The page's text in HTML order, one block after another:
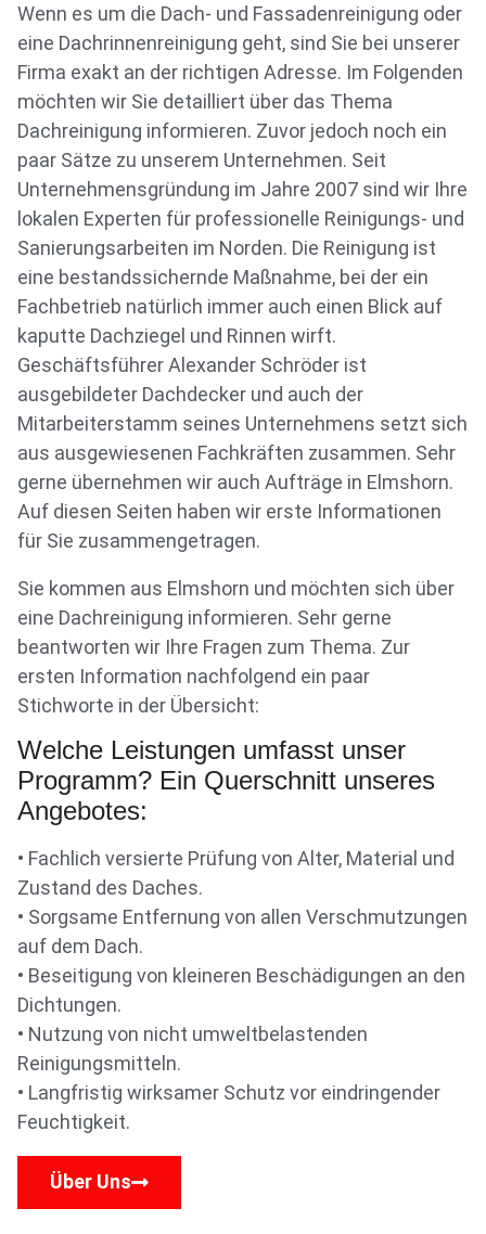
Wenn es um die Dach- und Fassadenreinigung oder
eine Dachrinnenreinigung geht, sind Sie bei unserer
Firma exakt an der richtigen Adresse. Im Folgenden
möchten wir Sie detailliert über das Thema
Dachreinigung informieren. Zuvor jedoch noch ein
paar Sätze zu unserem Unternehmen. Seit
Unternehmensgründung im Jahre 2007 sind wir Ihre
lokalen Experten für professionelle Reinigungs- und
Sanierungsarbeiten im Norden. Die Reinigung ist
eine bestandssichernde Maßnahme, bei der ein
Fachbetrieb natürlich immer auch einen Blick auf
kaputte Dachziegel und Rinnen wirft.
Geschäftsführer Alexander Schröder ist
ausgebildeter Dachdecker und auch der
Mitarbeiterstamm seines Unternehmens setzt sich
aus ausgewiesenen Fachkräften zusammen. Sehr
gerne übernehmen wir auch Aufträge in Elmshorn.
Auf diesen Seiten haben wir erste Informationen
für Sie zusammengetragen.
Sie kommen aus Elmshorn und möchten sich über
eine Dachreinigung informieren. Sehr gerne
beantworten wir Ihre Fragen zum Thema. Zur
ersten Information nachfolgend ein paar
Stichworte in der Übersicht:
Welche Leistungen umfasst unser
Programm? Ein Querschnitt unseres
Angebotes:
• Fachlich versierte Prüfung von Alter, Material und
Zustand des Daches.
• Sorgsame Entfernung von allen Verschmutzungen
auf dem Dach.
• Beseitigung von kleineren Beschädigungen an den
Dichtungen.
• Nutzung von nicht umweltbelastenden
Reinigungsmitteln.
• Langfristig wirksamer Schutz vor eindringender
Feuchtigkeit.
Über Uns